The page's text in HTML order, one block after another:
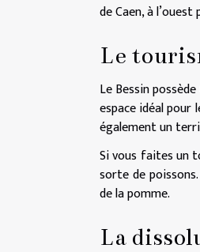
de Caen, à
Le
Le Bessin
espace idéal pour
également un
Si vous faites un
sorte de
de la pomme.
La